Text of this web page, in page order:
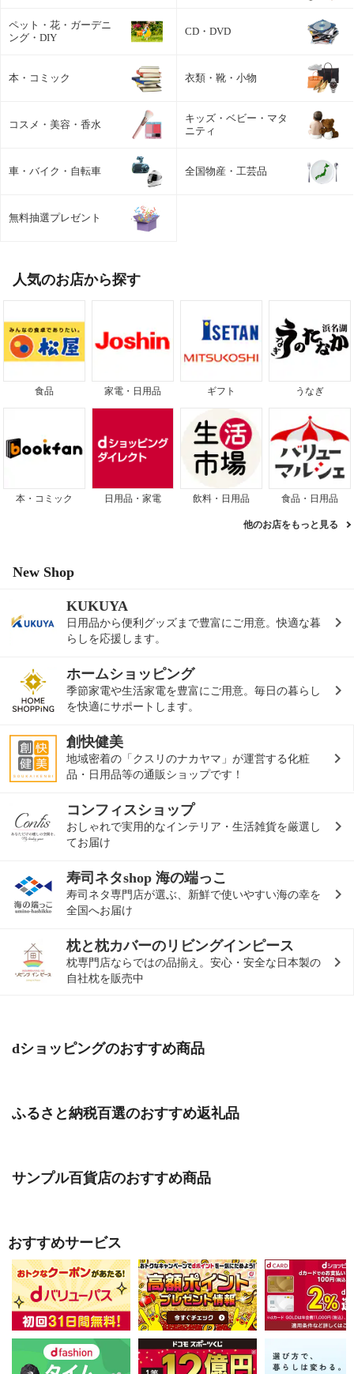
ペット・花・ガーデニ
ング・DIY
CD・DVD
本・コミック 衣類・靴・小物
コスメ・美容・香水
キッズ・ベビー・マタ
ニティ
車・バイク・自転車 全国物産・工芸品
無料抽選プレゼント
人気のお店から探す
食品 家電・日用品 ギフト うなぎ
本・コミック 日用品・家電 飲料・日用品 食品・日用品
他のお店をもっと見る
New Shop
KUKUYA
日用品から便利グッズまで豊富にご用意。快適な暮
らしを応援します。
ホームショッピング
季節家電や生活家電を豊富にご用意。毎日の暮らし
を快適にサポートします。
創快健美
地域密着の「クスリのナカヤマ」が運営する化粧
品・日用品等の通販ショップです！
コンフィスショップ
おしゃれで実用的なインテリア・生活雑貨を厳選し
てお届け
寿司ネタshop 海の端っこ
寿司ネタ専門店が選ぶ、新鮮で使いやすい海の幸を
全国へお届け
枕と枕カバーのリビングインピース
枕専門店ならではの品揃え。安心・安全な日本製の
自社枕を販売中
dショッピングのおすすめ商品
ふるさと納税百選のおすすめ返礼品
サンプル百貨店のおすすめ商品
おすすめサービス